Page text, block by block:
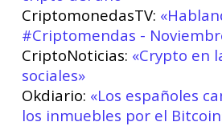
CriptomonedasTV:
#Criptomendas -
CriptoNoticias: «Crypto en
sociales»
Okdiario: «Los españoles
los inmuebles por el